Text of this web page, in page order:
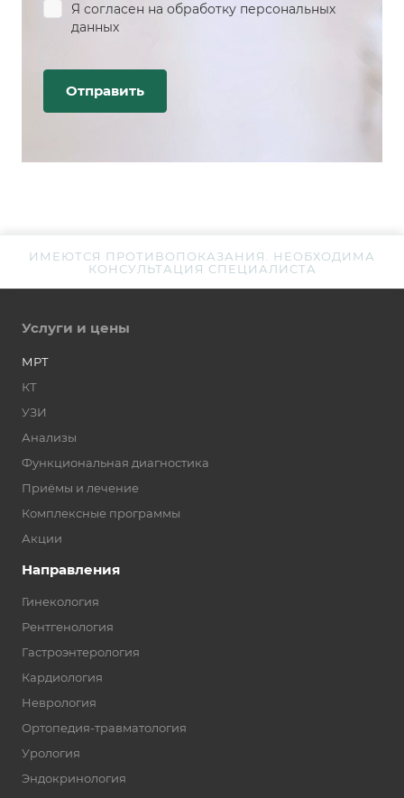
Я согласен на обработку персональных
данных
ИМЕЮТСЯ ПРОТИВОПОКАЗАНИЯ. НЕОБХОДИМА
КОНСУЛЬТАЦИЯ СПЕЦИАЛИСТА
Услуги и цены
МРТ
КТ
УЗИ
Анализы
Функциональная диагностика
Приёмы и лечение
Комплексные программы
Акции
Направления
Гинекология
Рентгенология
Гастроэнтерология
Кардиология
Неврология
Ортопедия-травматология
Урология
Эндокринология